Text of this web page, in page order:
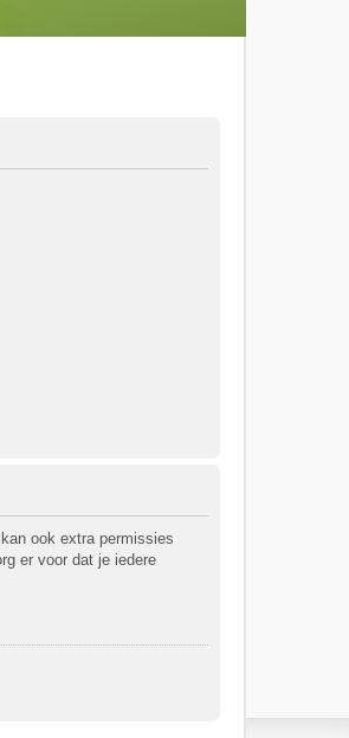
ook extra permissies
er voor dat je iedere